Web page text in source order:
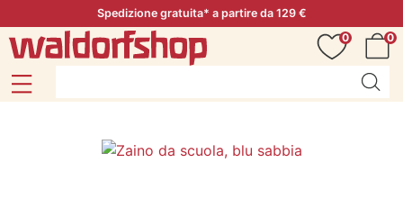
Spedizione gratuita* a partire da 129 €
0
0